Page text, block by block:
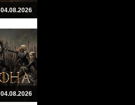
04.08.2026
04.08.2026